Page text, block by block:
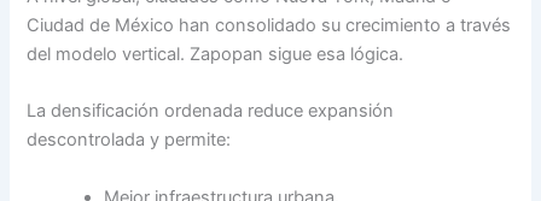
Ciudad de México han consolidado su crecimiento a través
del modelo vertical. Zapopan sigue esa lógica.
La densificación ordenada reduce expansión
descontrolada y permite: